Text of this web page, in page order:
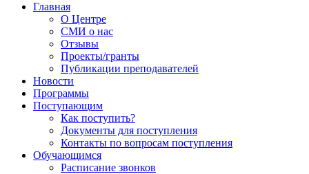
Главная
О Центре
СМИ о нас
Отзывы
Проекты/гранты
Публикации преподавателей
Новости
Программы
Поступающим
Как поступить?
Документы для поступления
Контакты по вопросам поступления
Обучающимся
Расписание звонков